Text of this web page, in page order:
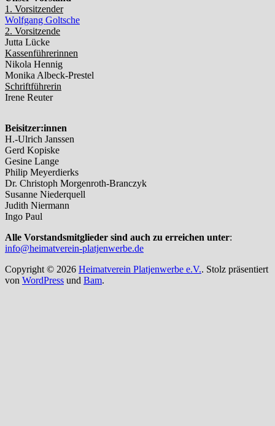
1. Vorsitzender
Wolfgang Goltsche
2. Vorsitzende
Jutta Lücke
Kassenführerinnen
Nikola Hennig
Monika Albeck-Prestel
Schriftführerin
Irene Reuter
Beisitzer:innen
H.-Ulrich Janssen
Gerd Kopiske
Gesine Lange
Philip Meyerdierks
Dr. Christoph Morgenroth-Branczyk
Susanne Niederquell
Judith Niermann
Ingo Paul
Alle Vorstandsmitglieder sind auch zu erreichen unter:
info@heimatverein-platjenwerbe.de
Copyright © 2026 Heimatverein Platjenwerbe e.V.. Stolz präsentiert
von WordPress und Bam.